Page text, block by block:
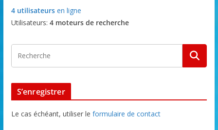
4 utilisateursen ligne
Utilisateurs: 4 moteurs de recherche
S’enregistrer
Le cas échéant, utiliser le formulaire de contact